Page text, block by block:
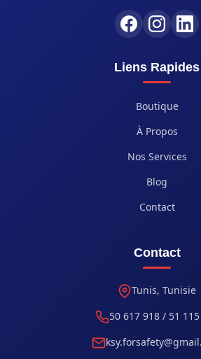
Liens Rapides
Boutique
À Propos
Nos Services
Blog
Contact
Contact
Tunis, Tunisie
50 617 918 / 51